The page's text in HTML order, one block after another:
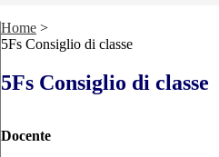
Home >
5Fs Consiglio di classe
5Fs Consiglio di classe
Docente